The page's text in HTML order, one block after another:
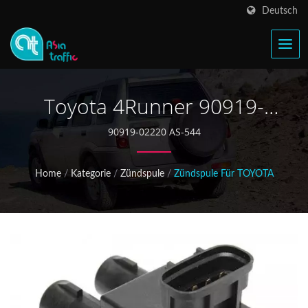
Deutsch
Toyota 4Runner 90919-
02220 Zündspule
90919-02220 AS-544
Home / Kategorie / Zündspule / Zündspule Für TOYOTA